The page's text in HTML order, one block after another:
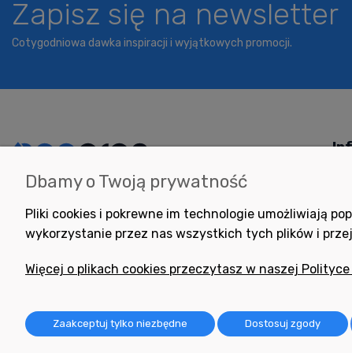
Zapisz się na newsletter
Cotygodniowa dawka inspiracji i wyjątkowych promocji.
Potrzebujesz pomocy
+48 791 806 804
Dbamy o Twoją prywatność
Pliki cookies i pokrewne im technologie umożliwiają
wykorzystanie przez nas wszystkich tych plików i
Więcej o plikach cookies przeczytasz w naszej
Zaakceptuj tylko niezbędne Dostosuj zgody